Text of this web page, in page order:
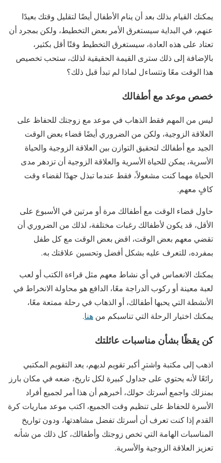
يمكنك القيام بذلك بعد أن ينام الأطفال أيضًا لتقليل وقتك بعيدًا
عنهم، في البداية سيستغرق الأمر بعض التخطيط، ولكن بمجرد أن
تعتاد على هذه العادة، سيستغرق التخطيط وقتًا أقل بكثير،
بالإضافة إلى ذلك سترى القيمة الحقيقية لذلك، ستحب تخصيص
هذا الوقت معًا وتتساءل لماذا لم تبدأ قبل ذلك؟
خصص موعد مع أطفالك
ليس من المهم فقط الذهاب في موعد مع زوجتك للحفاظ على
العلاقة الزوجية، ولكن من الضروري أيضًا قضاء بعض الوقت
الجيد مع أطفالك لتحقيق التوازن بين العلاقة الزوجية والحياة
الأسرية، يمكن للحياة الأسرية والعلاقة الزوجية أن تزدهر مدى
الحياة مهما كنت مشغولاً، فقط عندما تبذل جهدًا لقضاء وقت
كافٍ معهم.
حاول قضاء الوقت مع أطفالك مرة أو مرتين في الأسبوع على
الأقل، قد يكون لأطفالك رغبات مختلفة، لذلك من الضروري أن
تقضي معهم بعض الوقت، اقض بعض الوقت مع كل طفل
بمفرده، للتعرف عليه بشكل أفضل وتحسين علاقتك به.
يمكنك الانغماس في أي نشاط معهم مثل قراءة الكتب أو لعب
لعبة معينة أو ركوب الدراجة معًا، الدافع هو محاولة الانخراط في
الأنشطة التي يحبها أطفالك، أو الذهاب في رحلة ممتعة معًا،
يمكنك اختيار الرحلة التي تناسبكم من هنا.
كن يقظًا بشأن مناسبات عائلتك
اذهب إلى مكتبة واشترِ أكبر تقويم لديهم، يعد التقويم المكتبي
رائعًا لأنه يحتوي على جداول كبيرة لكل تاريخ، ضعه في مكان بارز
بمنزلك واجمع أسرتك حولك، أخبرهم أن هذا أمر لجميع أفراد
الأسرة للحفاظ على تنظيم وقت الجميع، اكتب موعد مباريات كرة
القدم إذا كنت تعرف أن أسرتك تفضل مشاهدتها، ودون تواريخ
المناسبات الهامة التي تخص زوجتك وأطفالك، كل ذلك من شأنه
تعزيز العلاقة الزوجية والأسرية.